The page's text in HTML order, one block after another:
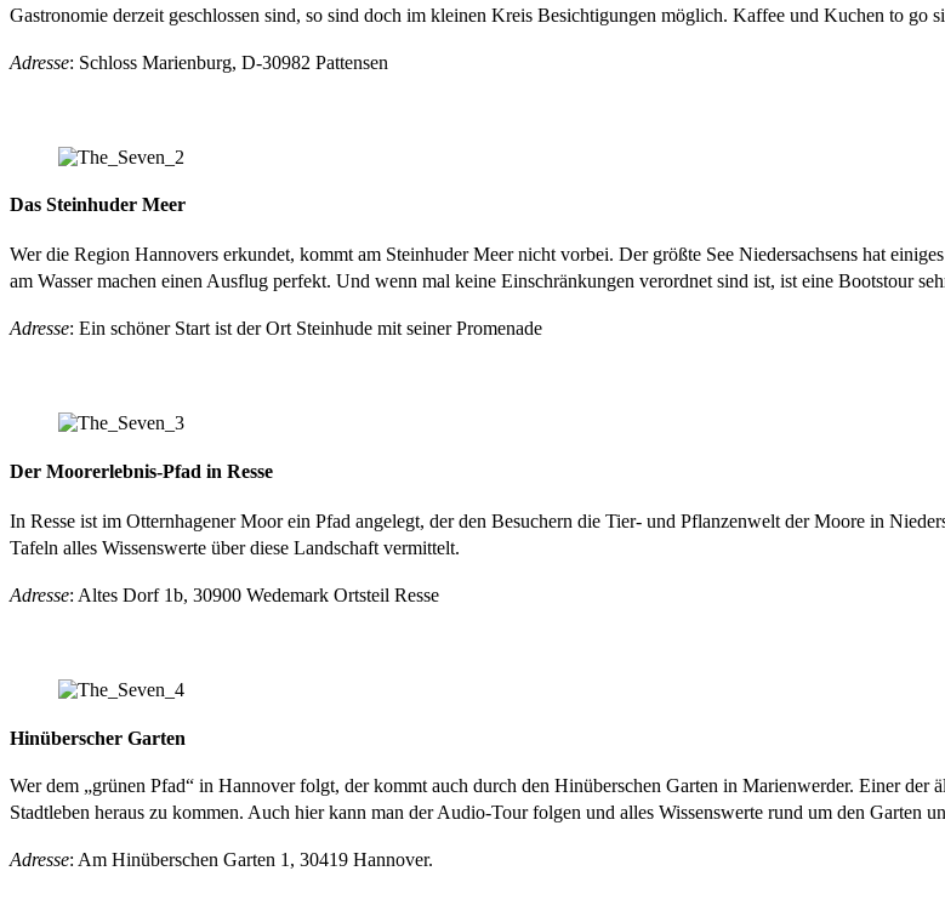
Gastronomie derzeit geschlossen sind, so sind doch im kleinen Kreis Besichtigungen möglich. Kaffee und Kuchen to go
Adresse: Schloss Marienburg, D-30982 Pattensen
Das Steinhuder Meer
Wer die Region Hannovers erkundet, kommt am Steinhuder Meer nicht vorbei. Der größte See Niedersachsens hat
am Wasser machen einen Ausflug perfekt. Und wenn mal keine Einschränkungen verordnet sind ist, ist eine Bootstour
Adresse: Ein schöner Start ist der Ort Steinhude mit seiner Promenade
Der Moorerlebnis-Pfad in Resse
In Resse ist im Otternhagener Moor ein Pfad angelegt, der den Besuchern die Tier- und Pflanzenwelt der Moore in
Tafeln alles Wissenswerte über diese Landschaft vermittelt.
Adresse: Altes Dorf 1b, 30900 Wedemark Ortsteil Resse
Hinüberscher Garten
Wer dem „grünen Pfad“ in Hannover folgt, der kommt auch durch den Hinüberschen Garten in Marienwerder. Einer der
Stadtleben heraus zu kommen. Auch hier kann man der Audio-Tour folgen und alles Wissenswerte rund um den Garten
Adresse: Am Hinüberschen Garten 1, 30419 Hannover.